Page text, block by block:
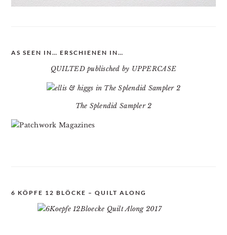
AS SEEN IN… ERSCHIENEN IN…
QUILTED publisched by UPPERCASE
The Splendid Sampler 2
6 KÖPFE 12 BLÖCKE – QUILT ALONG